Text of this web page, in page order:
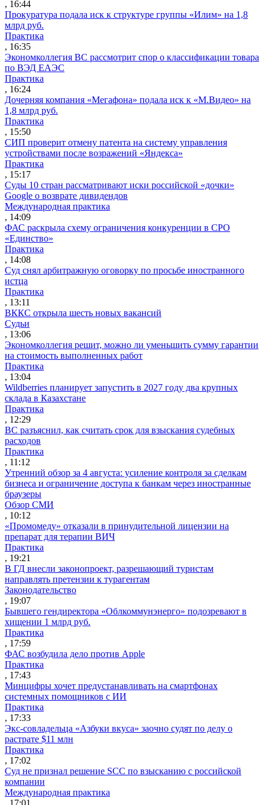
, 16:44
Прокуратура подала иск к структуре группы «Илим» на 1,8
млрд руб.
Практика
, 16:35
Экономколлегия ВС рассмотрит спор о классификации товара
по ВЭД ЕАЭС
Практика
, 16:24
Дочерняя компания «Мегафона» подала иск к «М.Видео» на
1,8 млрд руб.
Практика
, 15:50
СИП проверит отмену патента на систему управления
устройствами после возражений «Яндекса»
Практика
, 15:17
Суды 10 стран рассматривают иски российской «дочки»
Google о возврате дивидендов
Международная практика
, 14:09
ФАС раскрыла схему ограничения конкуренции в СРО
«Единство»
Практика
, 14:08
Суд снял арбитражную оговорку по просьбе иностранного
истца
Практика
, 13:11
ВККС открыла шесть новых вакансий
Судьи
, 13:06
Экономколлегия решит, можно ли уменьшить сумму гарантии
на стоимость выполненных работ
Практика
, 13:04
Wildberries планирует запустить в 2027 году два крупных
склада в Казахстане
Практика
, 12:29
ВС разъяснил, как считать срок для взыскания судебных
расходов
Практика
, 11:12
Утренний обзор за 4 августа: усиление контроля за сделкам
бизнеса и ограничение доступа к банкам через иностранные
браузеры
Обзор СМИ
, 10:12
«Промомеду» отказали в принудительной лицензии на
препарат для терапии ВИЧ
Практика
, 19:21
В ГД внесли законопроект, разрешающий туристам
направлять претензии к турагентам
Законодательство
, 19:07
Бывшего гендиректора «Облкоммунэнерго» подозревают в
хищении 1 млрд руб.
Практика
, 17:59
ФАС возбудила дело против Apple
Практика
, 17:43
Минцифры хочет предустанавливать на смартфонах
системных помощников с ИИ
Практика
, 17:33
Экс-совладельца «Азбуки вкуса» заочно судят по делу о
растрате $11 млн
Практика
, 17:02
Суд не признал решение SCC по взысканию с российской
компании
Международная практика
, 17:01